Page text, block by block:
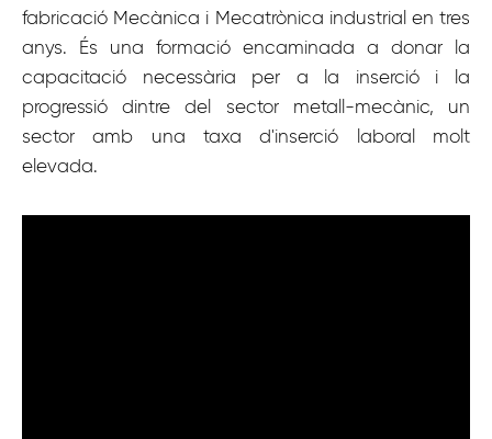
fabricació Mecànica i Mecatrònica industrial en tres
anys. És una formació encaminada a donar la
capacitació necessària per a la inserció i la
progressió dintre del sector metall-mecànic, un
sector amb una taxa d'inserció laboral molt
elevada.